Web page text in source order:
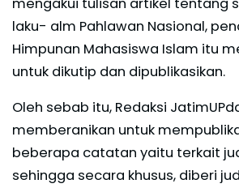
laku- alm Pahlawan Nasional,
Himpunan Mahasiswa Islam itu
untuk dikutip dan dipublikasikan.
Oleh sebab itu, Redaksi
memberanikan untuk
beberapa catatan yaitu terkait
sehingga secara khusus, diberi